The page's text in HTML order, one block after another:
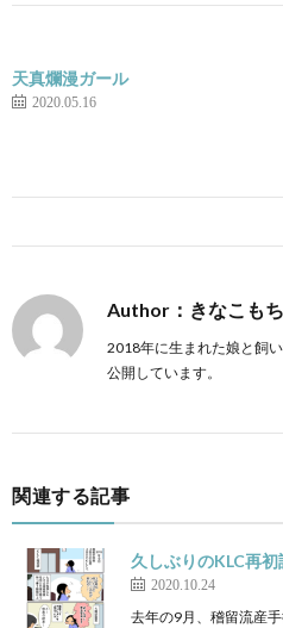
天真爛漫ガール
2020.05.16
Author：きなこもち
2018年に生まれた娘と飼
公開しています。
関連する記事
久しぶりのKLC再初
2020.10.24
去年の9月、稽留流産